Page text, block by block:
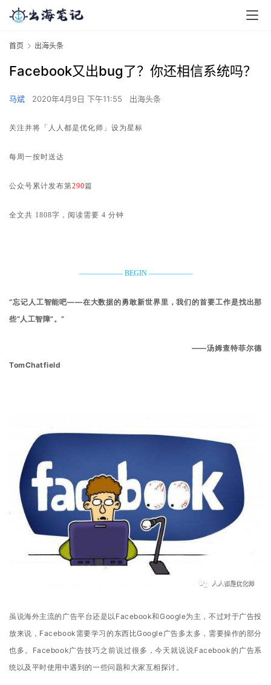
首页 出海头条
Facebook又出bug了？你还相信系统吗？
马斌 2020年4月9日 下午11:55 出海头条
关注并将「人人都是优化师」设为星标
每周一按时送达
公众号累计发布第290篇
全文共 1808字，阅读需要 4 分钟
—————— BEGIN ——————
“忘记人工智能吧——在大数据的勇敢新世界里，我们的首要工作是找出那
些“人工智障”。”
——汤姆查特菲尔德
TomChatfield
虽说海外主流的广告平台还是以Facebook和Google为主，不过对于广告投
放来说，Facebook需要学习的东西比Google广告多太多，需要操作的部分
也多。Facebook广告技巧之前说过很多，今天就说说Facebook的广告系
统以及平时使用中遇到的一些问题和大家互相探讨。